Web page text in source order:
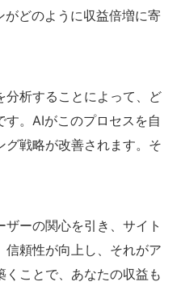
どのように収益倍増に寄
分析することによって、ど
。AIがこのプロセスを自
戦略が改善されます。そ
ーの関心を引き、サイト
頼性が向上し、それがア
ことで、あなたの収益も